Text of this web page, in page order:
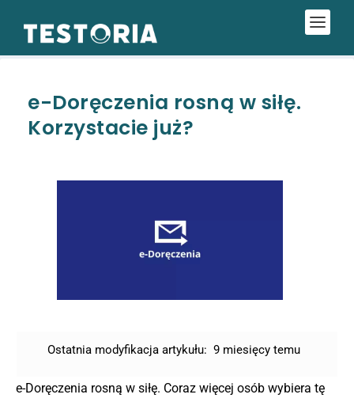
e-Doręczenia rosną w siłę.
Korzystacie już?
Ostatnia modyfikacja artykułu: 9 miesięcy temu
e-Doręczenia rosną w siłę. Coraz więcej osób wybiera tę